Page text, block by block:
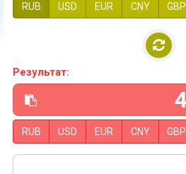
RUB USD EUR CNY GBP
Результат:
RUB USD EUR CNY GBP